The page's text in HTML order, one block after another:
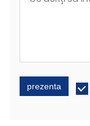
prezenta